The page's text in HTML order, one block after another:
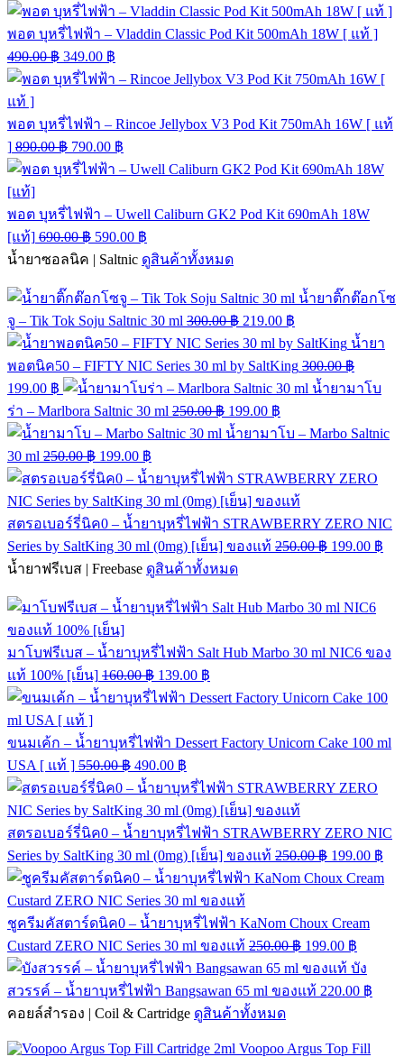
พอต บุหรี่ไฟฟ้า – Vladdin Classic Pod Kit 500mAh 18W [ แท้ ]
490.00฿ 349.00 ฿
พอต บุหรี่ไฟฟ้า – Rincoe Jellybox V3 Pod Kit 750mAh 16W [ แท้
] 890.00฿ 790.00 ฿
พอต บุหรี่ไฟฟ้า – Uwell Caliburn GK2 Pod Kit 690mAh 18W
[แท้] 690.00฿ 590.00 ฿
น้ำยาซอลนิค | Saltnic ดูสินค้าทั้งหมด
น้ำยาติ๊กต๊อกโซ
จู – Tik Tok Soju Saltnic 30 ml 300.00฿ 219.00 ฿
น้ำยา
พอตนิค50 – FIFTY NIC Series 30 ml by SaltKing 300.00฿
199.00 ฿
น้ำยามาโบ
ร่า – Marlbora Saltnic 30 ml 250.00฿ 199.00 ฿
น้ำยามาโบ – Marbo Saltnic
30 ml 250.00฿ 199.00 ฿
สตรอเบอร์รี่นิค0 – น้ำยาบุหรี่ไฟฟ้า STRAWBERRY ZERO NIC
Series by SaltKing 30 ml (0mg) [เย็น] ของแท้ 250.00฿ 199.00 ฿
น้ำยาฟรีเบส | Freebase ดูสินค้าทั้งหมด
มาโบฟรีเบส – น้ำยาบุหรี่ไฟฟ้า Salt Hub Marbo 30 ml NIC6 ของ
แท้ 100% [เย็น] 160.00฿ 139.00 ฿
ขนมเค้ก – น้ำยาบุหรี่ไฟฟ้า Dessert Factory Unicorn Cake 100 ml
USA [ แท้ ] 550.00฿ 490.00 ฿
สตรอเบอร์รี่นิค0 – น้ำยาบุหรี่ไฟฟ้า STRAWBERRY ZERO NIC
Series by SaltKing 30 ml (0mg) [เย็น] ของแท้ 250.00฿ 199.00 ฿
ชูครีมคัสตาร์ดนิค0 – น้ำยาบุหรี่ไฟฟ้า KaNom Choux Cream
Custard ZERO NIC Series 30 ml ของแท้ 250.00฿ 199.00 ฿
บัง
สวรรค์ – น้ำยาบุหรี่ไฟฟ้า Bangsawan 65 ml ของแท้ 220.00 ฿
คอยล์สำรอง | Coil & Cartridge ดูสินค้าทั้งหมด
Voopoo Argus Top Fill